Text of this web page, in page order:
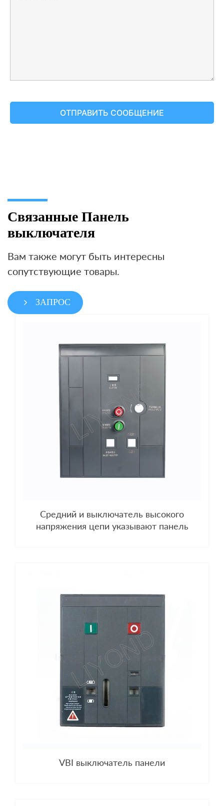
Связанные Панель
выключателя
Вам также могут быть интересны
сопутствующие товары.
ЗАПРОС
Средний и выключатель высокого
напряжения цепи указывают панель
VBI выключатель панели